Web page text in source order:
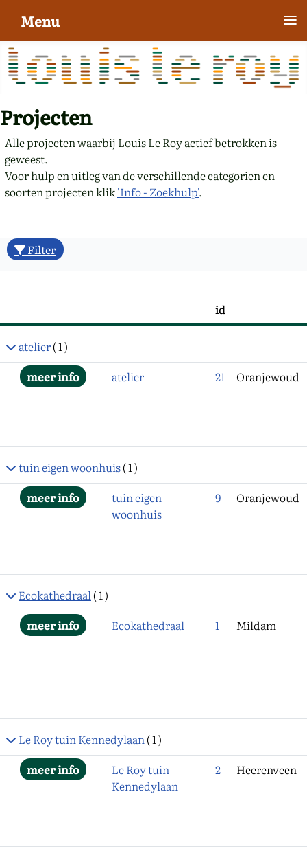
Projecten
Alle projecten waarbij Louis Le Roy actief betrokken is
geweest.
Voor hulp en uitleg van de verschillende categorien en
soorten projecten klik'Info - Zoekhulp'.
Filter
id
atelier( 1 )
atelier
21 Oranjewoud
tuin eigen woonhuis( 1 )
tuin eigen
woonhuis
9 Oranjewoud
Ecokathedraal( 1 )
Ecokathedraal
1 Mildam
Le Roy tuin Kennedylaan( 1 )
Le Roy tuin
Kennedylaan
2 Heerenveen
Menu ≡